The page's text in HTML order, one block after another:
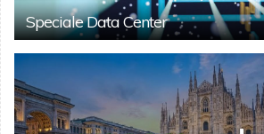
Speciale Data Center